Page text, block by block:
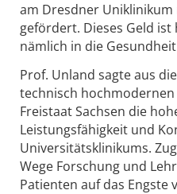
am Dresdner
gefördert. Dieses Geld
nämlich in die
Prof. Unland sagte aus
technisch
Freistaat Sachsen die
Leistungsfähigkeit und
Universitätsklinikums.
Wege Forschung und
Patienten auf das Engste